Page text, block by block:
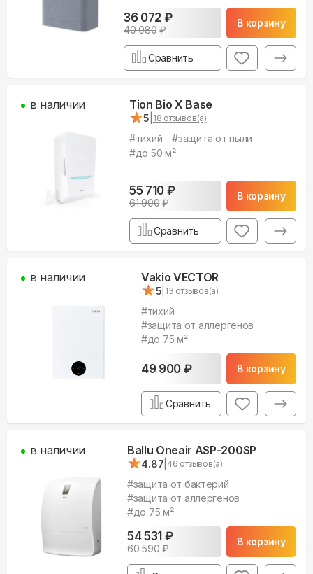
36 072₽
40 080₽
В корзину
Сравнить
Tion Bio X Base
★
★5 18 отзывов(а)
#тихий #защита от пыли
#до 50 м²
55 710₽
61 900₽
В корзину
в наличии
Сравнить
Vakio VECTOR
★
★5 13 отзывов(а)
#тихий
#защита от аллергенов
#до 75 м²
49 900₽ В корзину
в наличии
Сравнить
Ballu Oneair ASP-200SP
★
★4.87 46 отзывов(а)
#защита от бактерий
#защита от аллергенов
#до 75 м²
54 531 ₽
60 590₽
В корзину
в наличии